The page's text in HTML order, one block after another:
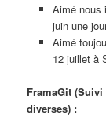
Aimé nous
juin une
Aimé
12 juillet à
FramaGit
diverses) :